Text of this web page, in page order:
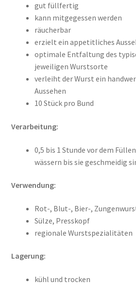
gut füllfertig
kann mitgegessen werden
räucherbar
erzielt ein appetitliches
optimale Entfaltung des
jeweiligen Wurstsorte
verleiht der Wurst ein
Aussehen
10 Stück pro Bund
Verarbeitung:
0,5 bis 1 Stunde vor dem
wässern bis sie geschmeidig
Verwendung:
Rot-, Blut-, Bier-,
Sülze, Presskopf
regionale Wurstspezialitäten
Lagerung:
kühl und trocken